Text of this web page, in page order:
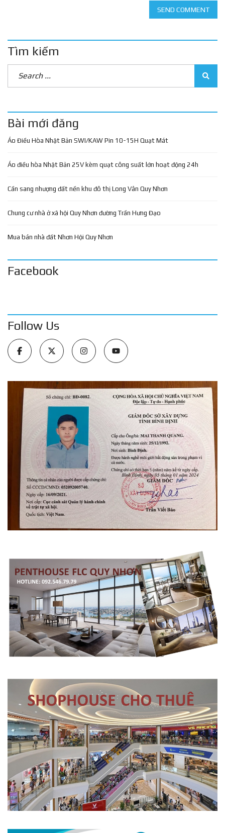
SEND COMMENT
Tìm kiếm
Bài mới đăng
Áo Điều Hòa Nhật Bản SWI/KAW Pin 10-15H Quạt Mát
Áo điều hòa Nhật Bản 25V kèm quạt công suất lớn hoạt động 24h
Cần sang nhượng đất nền khu đô thị Long Vân Quy Nhơn
Chung cư nhà ở xã hội Quy Nhơn đường Trần Hưng Đạo
Mua bán nhà đất Nhơn Hội Quy Nhơn
Facebook
Follow Us